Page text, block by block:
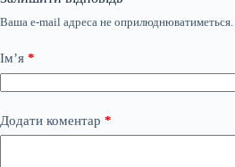
Ваша e-mail адреса не оприлюднюватиметься.
Ім’я *
Додати коментар *